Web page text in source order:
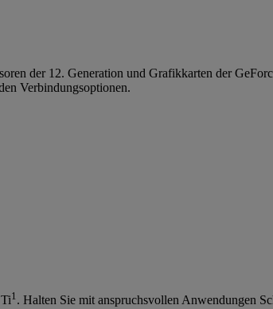
der 12. Generation und Grafikkarten der
Verbindungsoptionen.
1. Halten Sie mit anspruchsvollen Anwendungen